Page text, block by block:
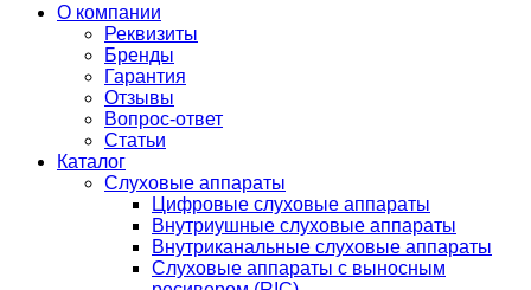
О компании
Реквизиты
Бренды
Гарантия
Отзывы
Вопрос-ответ
Статьи
Каталог
Слуховые аппараты
Цифровые слуховые аппараты
Внутриушные слуховые аппараты
Внутриканальные слуховые аппараты
Слуховые аппараты с выносным